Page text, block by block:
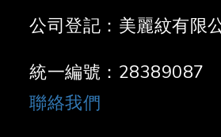
公司登記：美麗紋有限
統一編號：28389087
聯絡我們